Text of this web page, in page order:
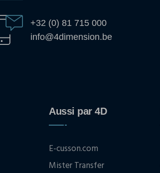
+32 (0) 81 715 000
info@4dimension.be
Aussi par 4D
E-cusson.com
Mister Transfer